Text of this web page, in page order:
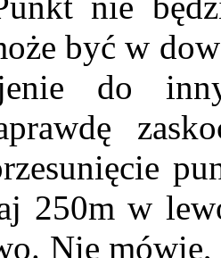
być w
do
250m w
Nie mówię,